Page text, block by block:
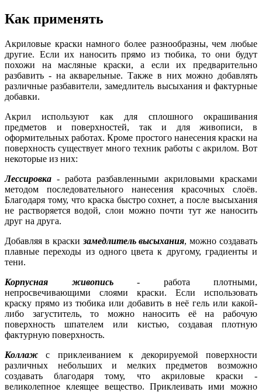
Как применять
Акриловые краски намного более разнообразны, чем любые
другие. Если их наносить прямо из тюбика, то они будут
похожи на масляные краски, а если их предварительно
разбавить - на акварельные. Также в них можно добавлять
различные разбавители, замедлитель высыхания и фактурные
добавки.
Акрил используют как для сплошного окрашивания
предметов и поверхностей, так и для живописи, в
оформительных работах. Кроме простого нанесения краски на
поверхность существует много техник работы с акрилом. Вот
некоторые из них:
Лессировка - работа разбавленными акриловыми красками
методом последовательного нанесения красочных слоёв.
Благодаря тому, что краска быстро сохнет, а после высыхания
не растворяется водой, слои можно почти тут же наносить
друг на друга.
Добавляя в краски замедлитель высыхания, можно создавать
плавные переходы из одного цвета к другому, градиенты и
тени.
Корпусная живопись- работа плотными,
непросвечивающими слоями краски. Если использовать
краску прямо из тюбика или добавить в неё гель или какой-
либо загуститель, то можно наносить её на рабочую
поверхность шпателем или кистью, создавая плотную
фактурную поверхность.
Коллаж с приклеиванием к декорируемой поверхности
различных небольших и мелких предметов возможно
создавать благодаря тому, что акриловые краски -
великолепное клеящее вещество. Приклеивать ими можно